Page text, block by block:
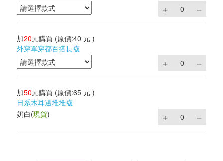
加20元購買 (原價:40 元 )
外穿單穿都百搭長襪
加50元購買 (原價:65 元 )
日系木耳邊堆堆襪
奶白(現貨)